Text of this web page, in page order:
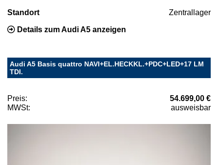
Standort Zentrallager
Details zum Audi A5 anzeigen
Audi A5 Basis quattro NAVI+EL.HECKKL.+PDC+LED+17 LM
TDI.
Preis:
54.699,00 €
MWSt:
ausweisbar